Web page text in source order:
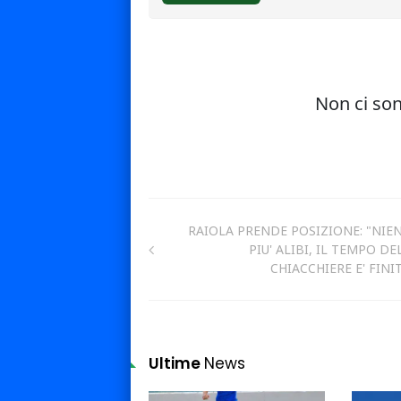
RAIOLA PRENDE POSIZIONE:
PIU' ALIBI, IL TEMPO
CHIACCHIERE E'
Ultime News